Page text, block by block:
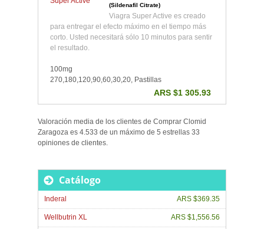
(Sildenafil Citrate)
Viagra Super Active es creado
para entregar el efecto máximo en el tiempo más
corto. Usted necesitará sólo 10 minutos para sentir
el resultado.
100mg
270,180,120,90,60,30,20, Pastillas
ARS $1 305.93
Valoración media de los clientes de Comprar Clomid
Zaragoza es 4.533 de un máximo de 5 estrellas 33
opiniones de clientes.
Catálogo
Inderal ARS $369.35
Wellbutrin XL ARS $1,556.56